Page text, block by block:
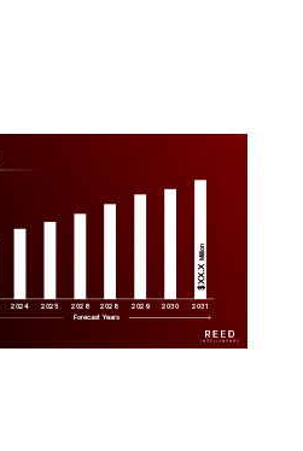
2024 2025 2026 2028 2029 2030 2031
$XX.X
Million
Forecast Years